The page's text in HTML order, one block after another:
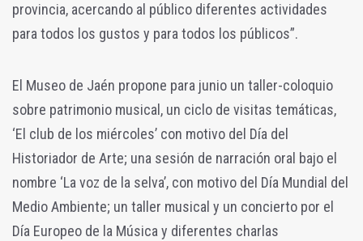
provincia, acercando al público diferentes actividades
para todos los gustos y para todos los públicos”.
El Museo de Jaén propone para junio un taller-coloquio
sobre patrimonio musical, un ciclo de visitas temáticas,
‘El club de los miércoles’ con motivo del Día del
Historiador de Arte; una sesión de narración oral bajo el
nombre ‘La voz de la selva’, con motivo del Día Mundial del
Medio Ambiente; un taller musical y un concierto por el
Día Europeo de la Música y diferentes charlas